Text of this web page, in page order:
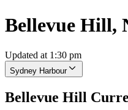
Bellevue Hill,
Updated at 1:30 pm
Sydney Harbour
Bellevue Hill